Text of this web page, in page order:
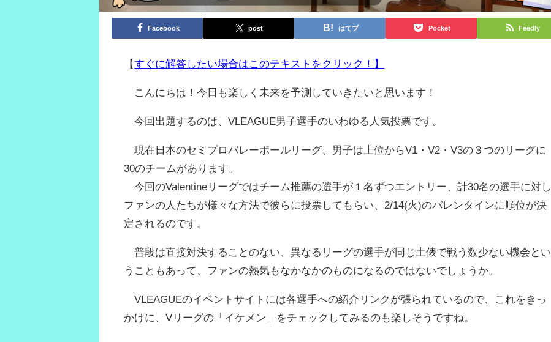
Facebook post はてブ Pocket Feedly
【すぐに解答したい場合はこのテキストをクリック！】
こんにちは！今日も楽しく未来を予測していきたいと思います！
今回出題するのは、VLEAGUE男子選手のいわゆる人気投票です。
現在日本のセミプロバレーボールリーグ、男子は上位からV1・V2・V3の３つのリーグに
30のチームがあります。
今回のValentineリーグではチーム推薦の選手が１名ずつエントリー、計30名の選手に対し
ファンの人たちが様々な方法で彼らに投票してもらい、2/14(火)のバレンタインに順位が決
定されるのです。
普段は直接対決することのない、異なるリーグの選手が同じ土俵で戦う数少ない機会とい
うこともあって、ファンの熱気もなかなかのものになるのではないでしょうか。
VLEAGUEのイベントサイトには各選手への紹介リンクが張られているので、これをきっ
かけに、Vリーグの「イケメン」をチェックしてみるのも楽しそうですね。